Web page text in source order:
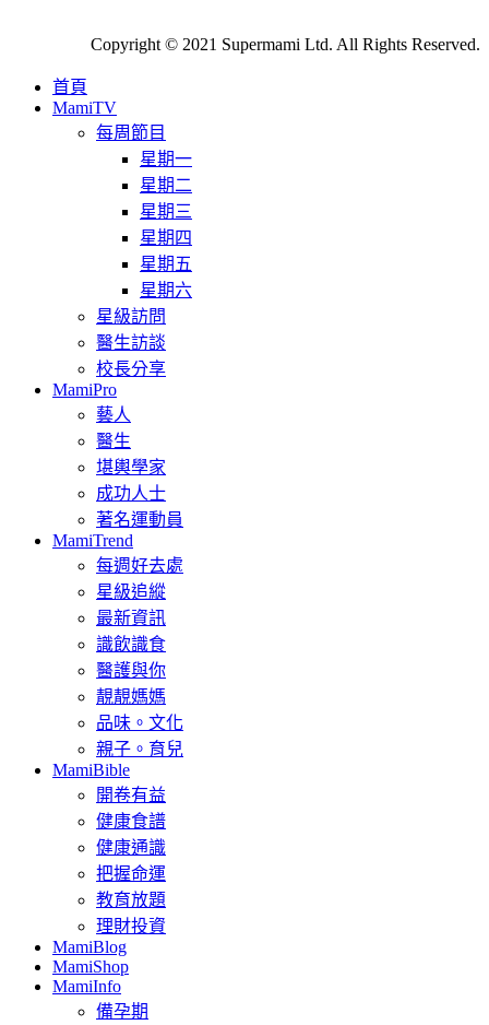
Copyright © 2021 Supermami Ltd. All Rights Reserved.
首頁
MamiTV
每周節目
星期一
星期二
星期三
星期四
星期五
星期六
星級訪問
醫生訪談
校長分享
MamiPro
藝人
醫生
堪輿學家
成功人士
著名運動員
MamiTrend
每週好去處
星級追縱
最新資訊
識飲識食
醫護與你
靚靚媽媽
品味。文化
親子。育兒
MamiBible
開卷有益
健康食譜
健康通識
把握命運
教育放題
理財投資
MamiBlog
MamiShop
MamiInfo
備孕期